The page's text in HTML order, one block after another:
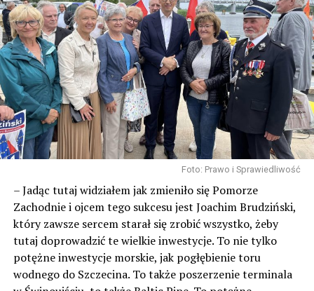
Wolin-Protest-2021-00004 Wolin-Protest-2021-00001
Wolin-Protest-2021-00040 Wolin-Protest-2021-00038
Wolin-Protest-2021-00037
Wolin-Protest-2021-00036 Wolin-Protest-2021-00035
Foto: Prawo i Sprawiedliwość
– Jadąc tutaj widziałem jak zmieniło się Pomorze
Zachodnie i ojcem tego sukcesu jest Joachim Brudziński,
który zawsze sercem starał się zrobić wszystko, żeby
tutaj doprowadzić te wielkie inwestycje. To nie tylko
potężne inwestycje morskie, jak pogłębienie toru
wodnego do Szczecina. To także poszerzenie terminala